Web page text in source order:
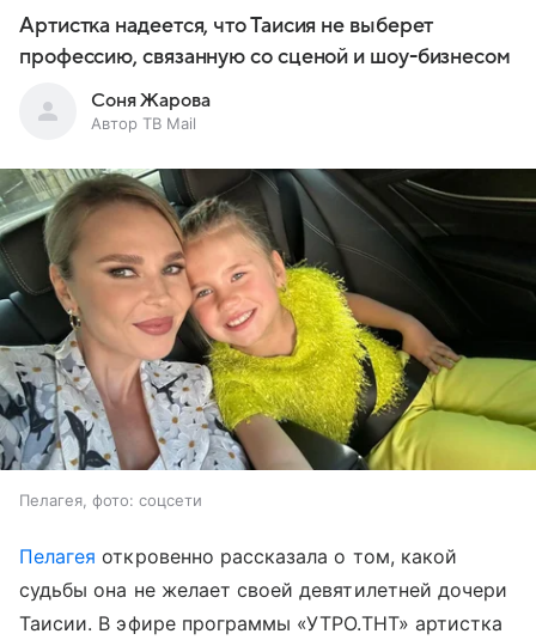
Артистка надеется, что Таисия не выберет
профессию, связанную со сценой и шоу-бизнесом
Соня Жарова
Автор ТВ Mail
Пелагея, фото: соцсети
Пелагея откровенно рассказала о том, какой
судьбы она не желает своей девятилетней дочери
Таисии. В эфире программы «УТРО.ТНТ» артистка